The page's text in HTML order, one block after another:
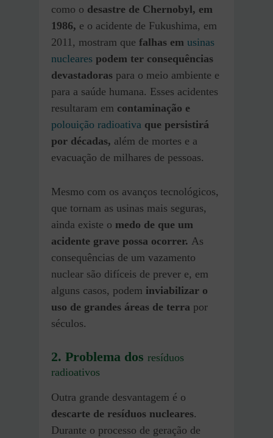
como o desastre de Chernobyl, em
1986, e o acidente de Fukushima, em
2011, mostram que falhas em usinas
nucleares podem ter consequências
devastadoras para o meio ambiente e
para a saúde humana. Esses acidentes
resultaram em contaminação e
polouição radioativa que persistirá
por décadas, além de mortes e a
evacuação de milhares de pessoas.
Mesmo com os avanços tecnológicos,
que tornam as usinas mais seguras,
ainda existe o medo de que um
acidente grave possa ocorrer. As
consequências de um vazamento
nuclear são difíceis de prever e, em
alguns casos, podem inviabilizar o
uso de grandes áreas de terra por
séculos.
2. Problema dos resíduos
radioativos
Outra grande desvantagem é o
descarte de resíduos nucleares.
Durante o processo de geração de